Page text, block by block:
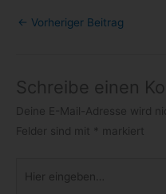
← Vorheriger Beitrag
Schreibe einen
Deine E-Mail-Adresse wird
Felder sind mit
* markiert
eingeben…